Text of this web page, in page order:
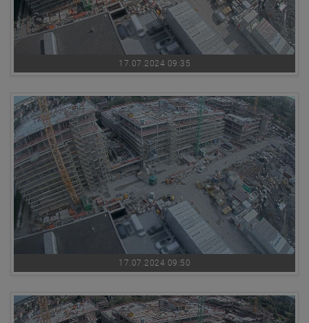
17.07.2024 09:35
17.07.2024 09:50